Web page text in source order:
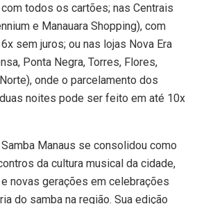
todos os cartões; nas Centrais
e Manauara Shopping), com
sem juros; ou nas lojas Nova Era
Ponta Negra, Torres, Flores,
onde o parcelamento dos
noites pode ser feito em até 10x
Manaus se consolidou como
da cultura musical da cidade,
novas gerações em celebrações
do samba na região. Sua edição